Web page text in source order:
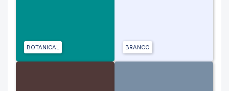
BOTANICAL BRANCO